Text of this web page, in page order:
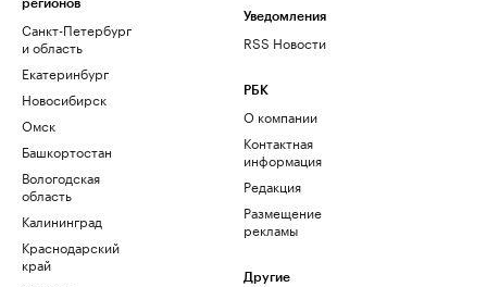
регионов
Санкт-Петербург
и область
Екатеринбург
Новосибирск
Омск
Башкортостан
Вологодская
область
Калининград
Краснодарский
край
Уведомления
RSS Новости
РБК
О компании
Контактная
информация
Редакция
Размещение
рекламы
Другие